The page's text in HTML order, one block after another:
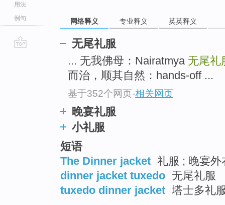
用法
例句
网络释义 专业释义 英英释义
无尾礼服
... 无我佛母：Nairatmya 无尾礼
而治，顺其自然：hands-off ...
基于352个网页-相关网页
晚宴礼服
小礼服
短语
The Dinner jacket 礼服 ; 晚宴
dinner jacket tuxedo 无尾礼服
tuxedo dinner jacket 塔士多礼